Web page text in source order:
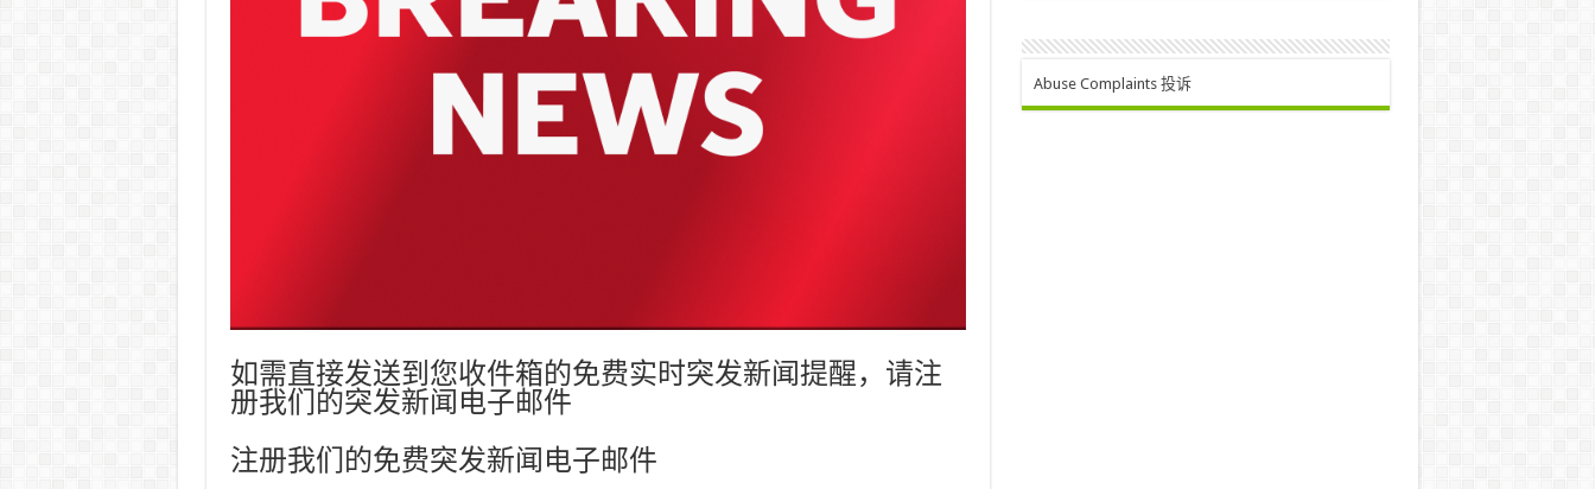
如需直接发送到您收件箱的免费实时突发新闻提醒，请注
册我们的突发新闻电子邮件
注册我们的免费突发新闻电子邮件
Abuse Complaints 投诉